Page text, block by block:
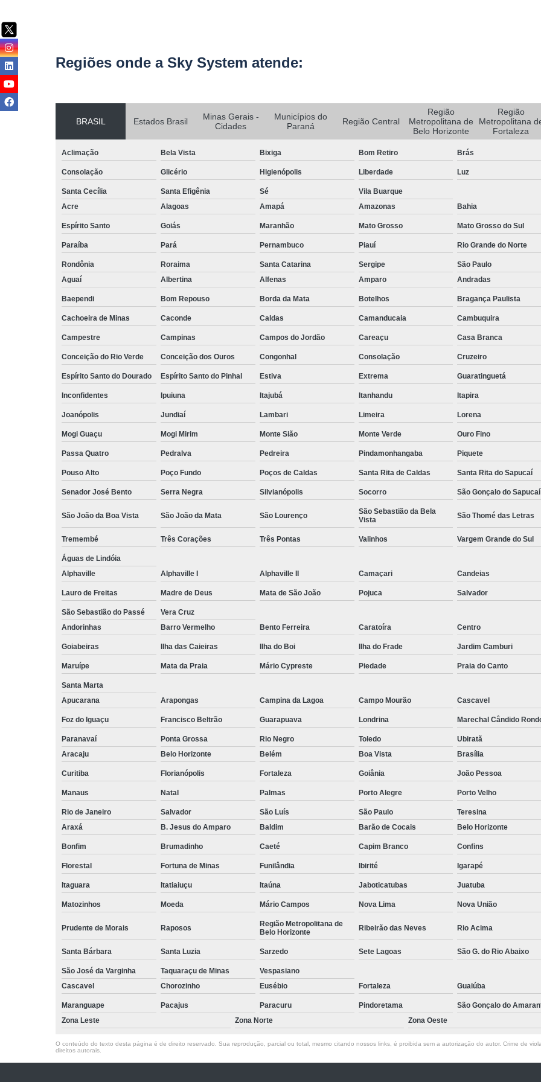
Rastreador Portátil para Veículos
Bloqueador e Rastreador
Gps Veicular
Rastreador Automotivo Belo
Rastreador e Bloqueador Veicular
Rastreador Gps Automotivo
Empresa de Rastreamento de Caminhões
Rastreador de Caminhão
Rastreador de Caminhão Minas
Rastreador para Caminhão
Rastreador Satelital para Caminhões
Rastreamento de Caminhão Via Satélite
Rastreador de Carro Minas
Rastreador para Carros
Rastreador Veicular para Carros de
Rastreador Veicular Particular
Gps
Rastreador do Carro
Rastreador Gps para Carro
Empresa Especializada em Rastreamento
Rastreamento de Carro
Rastreamento de Carros e Caminhões
Rastreamento de Carros por Satélite
Rastreamento para Carros e
Monitoramento e Rastreamento de Frotas
Rastreamento de Frota Via
Rastreamento de Frotas Belo Horizonte
Rastreamento de Frotas Minas
Rastreamento e Monitoramento
Rastreamento Veicular Frotas
Empresa de Rastreamento de
Empresa de
Empresa
Empresas de Monitoramento e
Rastreamento de Veículos
Rastreamento para Carros
Detector
Sensor de Fadiga e Distração
Sensor de Fadiga Vw
Sensor
Camera Gravadora
Cameras para Veiculos com
Regiões onde a Sky System atende:
BRASIL Estados Brasil
Minas Gerais -
Cidades
Municípios do
Paraná
Região Central
Região
Metropolitana de
Belo Horizonte
Região
Metropolitana
Fortaleza
Aclimação Bela Vista Bixiga Bom Retiro Brás
Consolação Glicério Higienópolis Liberdade Luz
Santa Cecília Santa Efigênia Sé
Vila Buarque
Acre
Alagoas Amapá Amazonas Bahia
Espírito Santo Goiás Maranhão Mato Grosso Mato Grosso do Sul
Paraíba Pará Pernambuco Piauí Rio Grande do Norte
Rondônia Roraima Santa Catarina Sergipe São Paulo
Aguaí
Albertina Alfenas Amparo Andradas
Baependi Bom Repouso Borda da Mata Botelhos Bragança Paulista
Cachoeira de Minas Caconde Caldas Camanducaia Cambuquira
Campestre Campinas Campos do Jordão Careaçu Casa Branca
Conceição do Rio Verde Conceição dos Ouros Congonhal Consolação Cruzeiro
Espírito Santo do Dourado Espírito Santo do Pinhal Estiva Extrema Guaratinguetá
Inconfidentes Ipuiuna Itajubá Itanhandu Itapira
Joanópolis Jundiaí Lambari Limeira Lorena
Mogi Guaçu Mogi Mirim Monte Sião Monte Verde Ouro Fino
Passa Quatro Pedralva Pedreira Pindamonhangaba Piquete
Pouso Alto Poço Fundo Poços de Caldas Santa Rita de Caldas Santa Rita do Sapucaí
Senador José Bento Serra Negra Silvianópolis Socorro São Gonçalo do Sapucaí
São João da Boa Vista São João da Mata São Lourenço
São Sebastião da Bela
Vista
São Thomé das Letras
Tremembé Três Corações Três Pontas Valinhos Vargem Grande do Sul
Águas de Lindóia
Alphaville
Alphaville I Alphaville II Camaçari Candeias
Lauro de Freitas Madre de Deus Mata de São João Pojuca Salvador
São Sebastião do Passé
Vera Cruz
Andorinhas
Barro Vermelho Bento Ferreira Caratoíra Centro
Goiabeiras Ilha das Caieiras Ilha do Boi Ilha do Frade Jardim Camburi
Maruípe Mata da Praia Mário Cypreste Piedade Praia do Canto
Santa Marta
Apucarana
Arapongas Campina da Lagoa Campo Mourão Cascavel
Foz do Iguaçu Francisco Beltrão Guarapuava Londrina Marechal Cândido
Paranavaí Ponta Grossa Rio Negro Toledo Ubiratã
Aracaju
Belo Horizonte Belém Boa Vista Brasília
Curitiba Florianópolis Fortaleza Goiânia João Pessoa
Manaus Natal Palmas Porto Alegre Porto Velho
Rio de Janeiro Salvador São Luís São Paulo Teresina
Araxá
B. Jesus do Amparo Baldim Barão de Cocais Belo Horizonte
Bonfim Brumadinho Caeté Capim Branco Confins
Florestal Fortuna de Minas Funilândia Ibirité Igarapé
Itaguara Itatiaiuçu Itaúna Jaboticatubas Juatuba
Matozinhos Moeda Mário Campos Nova Lima Nova União
Prudente de Morais Raposos
Região Metropolitana de
Belo Horizonte
Ribeirão das Neves Rio Acima
Santa Bárbara Santa Luzia Sarzedo Sete Lagoas São G. do Rio Abaixo
São José da Varginha Taquaraçu de Minas
Vespasiano
Cascavel
Chorozinho Eusébio Fortaleza Guaiúba
Maranguape Pacajus Paracuru Pindoretama São Gonçalo do
Zona Leste
Zona Norte Zona Oeste
O conteúdo do texto desta página é de direito reservado. Sua reprodução, parcial ou total, mesmo citando nossos links, é proibida sem a autorização do autor. Crime de
direitos autorais